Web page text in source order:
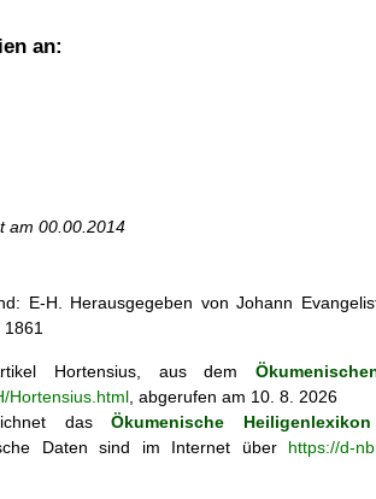
an:
am 00.00.2014
E-H. Herausgegeben von Johann
1861
Hortensius, aus dem
Hortensius.html , abgerufen am 10. 8. 2026
dasÖkumenische Heiligenlexikon
Daten sind im Internet über https://d-